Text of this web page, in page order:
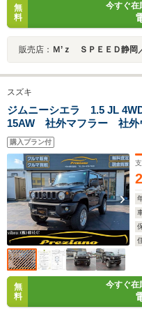
無
料
今すぐ在
販売店： Ｍ’ｚ ＳＰＥＥＤ静岡
スズキ
ジムニーシエラ 1.5 JL
15AW 社外マフラー 社外
バンパー・サイドステップ
ブレムチッピング塗装 社
クモニター ワンオーナー
購入プラン付
無
料
今すぐ在